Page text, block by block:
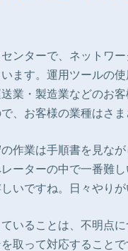
ンターで、ネットワ
ます。運用ツールの
業・製造業などのお
、お客様の業種はさま
作業は手順書を見な
ーターの中で一番難
いですね。日々やり
いることは、不明点
取って対応すること